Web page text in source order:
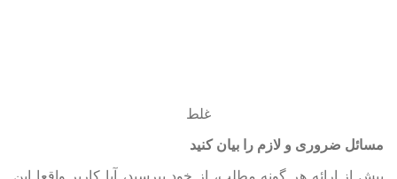
غلط
مسائل ضروری و لازم را بیان کنید
پیش از ارائه هر گونه مطلب، از خود بپرسید، آیا کاربر واقعا این